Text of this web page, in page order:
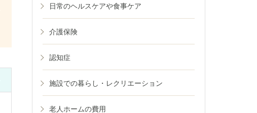
日常のヘルスケアや食事ケア
介護保険
認知症
施設での暮らし・レクリエーション
老人ホームの費用